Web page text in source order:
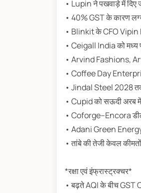
• Lupin ने पखवाड़े में दिए
• 40% GST के कारण
• Blinkit के CFO Vipin
• Ceigall India को मध्य
• Arvind Fashions,
• Coffee Day
• Jindal Steel 2028 तक
• Cupid को सऊदी अरब में
• Coforge–Encora
• Adani Green Energy
• तांबे की तेजी केवल
*रक्षा एवं इंफ्रास्ट्रक्चर*
• बढ़ते AQI के बीच GST